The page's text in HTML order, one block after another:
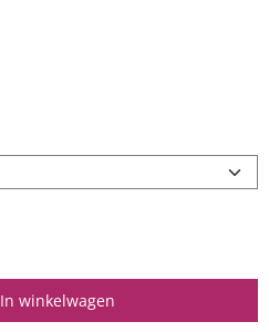
In winkelwagen